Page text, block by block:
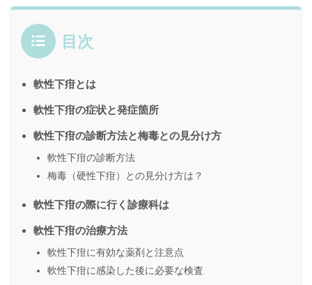
目次
軟性下疳とは
軟性下疳の症状と発症箇所
軟性下疳の診断方法と梅毒との見分け方
軟性下疳の診断方法
梅毒（硬性下疳）との見分け方は？
軟性下疳の際に行く診療科は
軟性下疳の治療方法
軟性下疳に有効な薬剤と注意点
軟性下疳に感染した後に必要な検査